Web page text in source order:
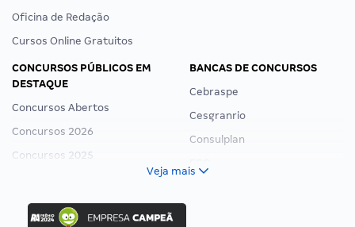
Oficina de Redação
Cursos Online Gratuitos
CONCURSOS PÚBLICOS EM
DESTAQUE
Concursos Abertos
Concursos 2026
Concursos 2025
Concurso Ibama
BANCAS DE CONCURSOS
Cebraspe
Cesgranrio
Consulplan
Veja mais